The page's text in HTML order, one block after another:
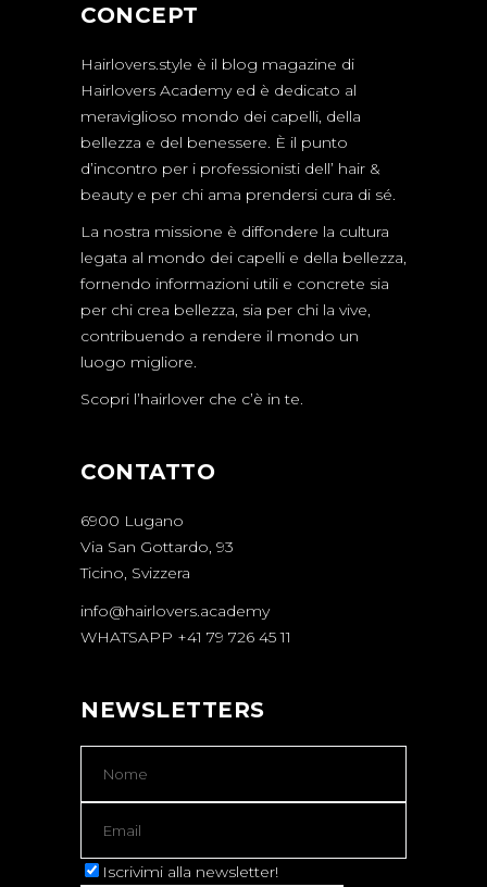
CONCEPT
Hairlovers.style è il blog magazine di
Hairlovers Academy ed è dedicato al
meraviglioso mondo dei capelli, della
bellezza e del benessere. È il punto
d’incontro per i professionisti dell’ hair &
beauty e per chi ama prendersi cura di sé.
La nostra missione è diffondere la cultura
legata al mondo dei capelli e della bellezza,
fornendo informazioni utili e concrete sia
per chi crea bellezza, sia per chi la vive,
contribuendo a rendere il mondo un
luogo migliore.
Scopri l’hairlover che c’è in te.
CONTATTO
6900 Lugano
Via San Gottardo, 93
Ticino, Svizzera
info@hairlovers.academy
WHATSAPP +41 79 726 45 11
NEWSLETTERS
Iscrivimi alla newsletter!